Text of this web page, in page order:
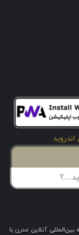
آنلاین مدرن با